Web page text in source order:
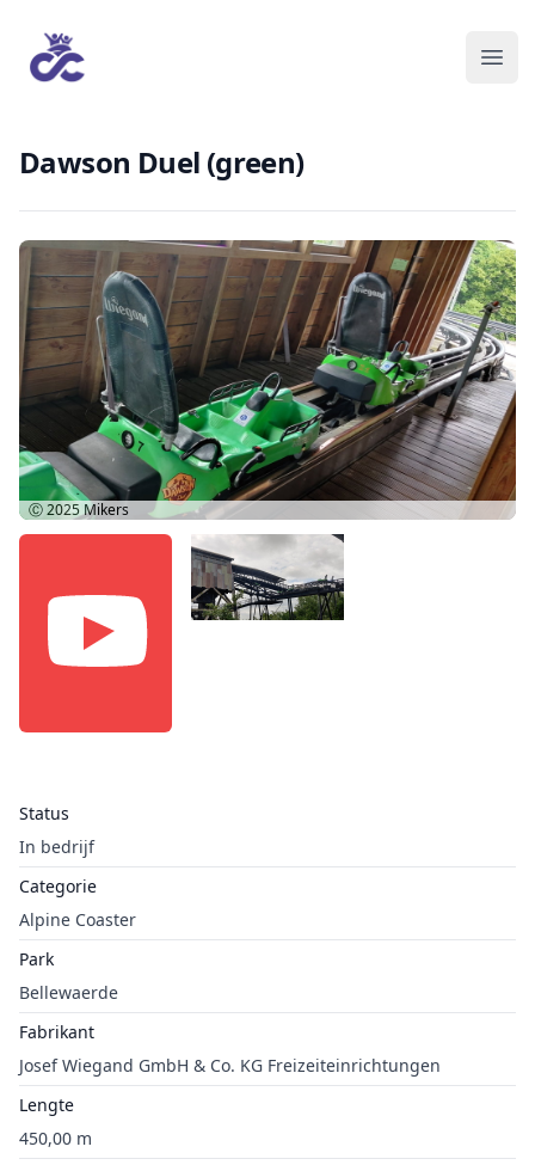
Dawson Duel (green)
Status
In bedrijf
Categorie
Alpine Coaster
Park
Bellewaerde
Fabrikant
Josef Wiegand GmbH & Co. KG Freizeiteinrichtungen
Lengte
450,00 m
Ⓒ 2025Mikers